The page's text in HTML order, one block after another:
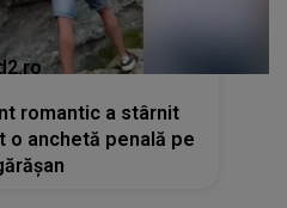
romantic a stârnit
o anchetă penală pe